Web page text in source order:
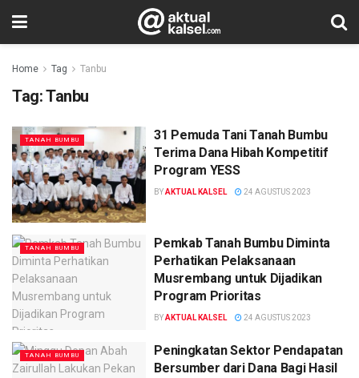
Home Tag Tanbu
Tag:Tanbu
TANAH BUMBU
31 Pemuda Tani Tanah Bumbu
Terima Dana Hibah Kompetitif
Program YESS
BYAKTUAL KALSEL 24 AGUSTUS 2023
TANAH BUMBU
Pemkab Tanah Bumbu Diminta
Perhatikan Pelaksanaan
Musrembang untuk Dijadikan
Program Prioritas
BYAKTUAL KALSEL 24 AGUSTUS 2023
TANAH BUMBU
Peningkatan Sektor Pendapatan
Bersumber dari Dana Bagi Hasil